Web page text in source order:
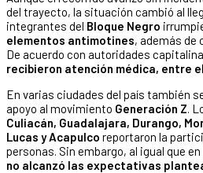
del trayecto, la situación cambió al
integrantes del Bloque Negro
elementos antimotines, además de
De acuerdo con autoridades
recibieron atención médica, entre
En varias ciudades del país también
apoyo al movimiento Generación Z.
Culiacán, Guadalajara, Durango,
Lucas y Acapulco reportaron la
personas. Sin embargo, al igual que
no alcanzó las expectativas